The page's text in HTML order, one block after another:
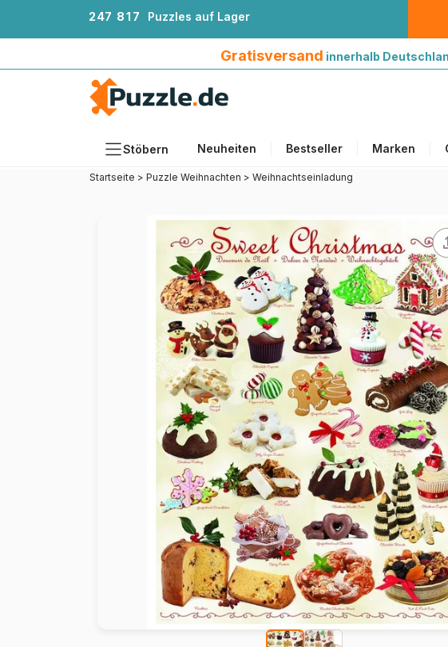
247 81 7 Puzzles auf Lager
Gratisversand innerhalb
Stöbern Neuheiten Bestseller Marken
Teileanzahl
Künstlerinnen und Künstler
Holzpuzzles
Malen nach Zahlen
Startseite > Puzzle Weihnachten > Weihnachtseinladung